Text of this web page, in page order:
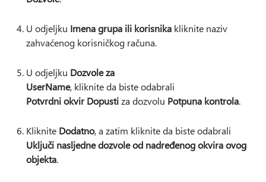
U odjeljku Imena grupa ili korisnika kliknite naziv
zahvaćenog korisničkog računa.
U odjeljku Dozvole za
UserName, kliknite da biste odabrali
Potvrdni okvir Dopustiza dozvolu Potpuna kontrola.
Kliknite Dodatno, a zatim kliknite da biste odabrali
Uključi nasljedne dozvole od nadređenog okvira ovog
objekta.